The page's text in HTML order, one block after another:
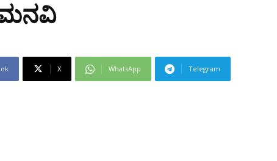
ಮನವಿ
X WhatsApp Telegram